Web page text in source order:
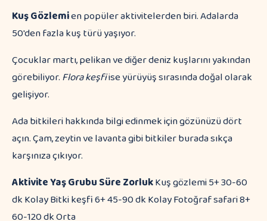
Kuş Gözlemien popüler aktivitelerden biri. Adalarda
50'den fazla kuş türü yaşıyor.
Çocuklar martı, pelikan ve diğer deniz kuşlarını yakından
görebiliyor.Flora keşfiise yürüyüş sırasında doğal olarak
gelişiyor.
Ada bitkileri hakkında bilgi edinmek için gözünüzü dört
açın. Çam, zeytin ve lavanta gibi bitkiler burada sıkça
karşınıza çıkıyor.
AktiviteYaş GrubuSüreZorlukKuş gözlemi 5+ 30-60
dk Kolay Bitki keşfi 6+ 45-90 dk Kolay Fotoğraf safari 8+
60-120 dk Orta